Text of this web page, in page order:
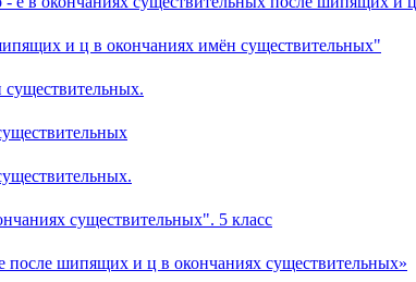
и ц в окончаниях имён существительных"
существительных". 5 класс
шипящих и ц в окончаниях существительных»